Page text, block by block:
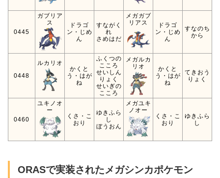
0445
ガブリア
ス
ドラゴ
ン・じめ
ん
すながく
れ
さめはだ
メガガブ
リアス
ドラゴ
ン・じめ
ん
すなのち
から
0448
ルカリオ
かくと
う・はが
ね
ふくつの
こころ
せいしん
りょく
せいぎの
こころ
メガルカ
リオ
かくと
う・はが
ね
てきおう
りょく
0460
ユキノオ
ー
くさ・こ
おり
ゆきふら
し
ぼうおん
メガユキ
ノオー
くさ・こ
おり
ゆきふら
し
ORASで実装されたメガシンカポケモン